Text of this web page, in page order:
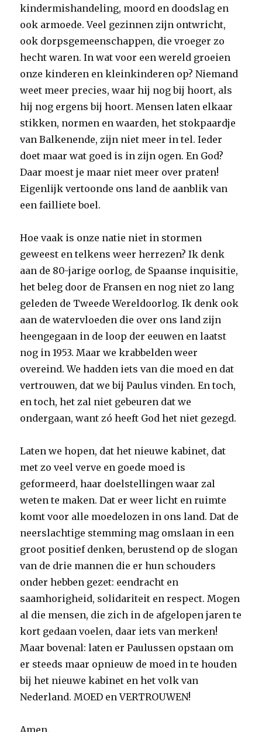
kindermishandeling, moord en doodslag en
ook armoede. Veel gezinnen zijn ontwricht,
ook dorpsgemeenschappen, die vroeger zo
hecht waren. In wat voor een wereld groeien
onze kinderen en kleinkinderen op? Niemand
weet meer precies, waar hij nog bij hoort, als
hij nog ergens bij hoort. Mensen laten elkaar
stikken, normen en waarden, het stokpaardje
van Balkenende, zijn niet meer in tel. Ieder
doet maar wat goed is in zijn ogen. En God?
Daar moest je maar niet meer over praten!
Eigenlijk vertoonde ons land de aanblik van
een failliete boel.
Hoe vaak is onze natie niet in stormen
geweest en telkens weer herrezen? Ik denk
aan de 80-jarige oorlog, de Spaanse inquisitie,
het beleg door de Fransen en nog niet zo lang
geleden de Tweede Wereldoorlog. Ik denk ook
aan de watervloeden die over ons land zijn
heengegaan in de loop der eeuwen en laatst
nog in 1953. Maar we krabbelden weer
overeind. We hadden iets van die moed en dat
vertrouwen, dat we bij Paulus vinden. En toch,
en toch, het zal niet gebeuren dat we
ondergaan, want zó heeft God het niet gezegd.
Laten we hopen, dat het nieuwe kabinet, dat
met zo veel verve en goede moed is
geformeerd, haar doelstellingen waar zal
weten te maken. Dat er weer licht en ruimte
komt voor alle moedelozen in ons land. Dat de
neerslachtige stemming mag omslaan in een
groot positief denken, berustend op de slogan
van de drie mannen die er hun schouders
onder hebben gezet: eendracht en
saamhorigheid, solidariteit en respect. Mogen
al die mensen, die zich in de afgelopen jaren te
kort gedaan voelen, daar iets van merken!
Maar bovenal: laten er Paulussen opstaan om
er steeds maar opnieuw de moed in te houden
bij het nieuwe kabinet en het volk van
Nederland. MOED en VERTROUWEN!
Amen.